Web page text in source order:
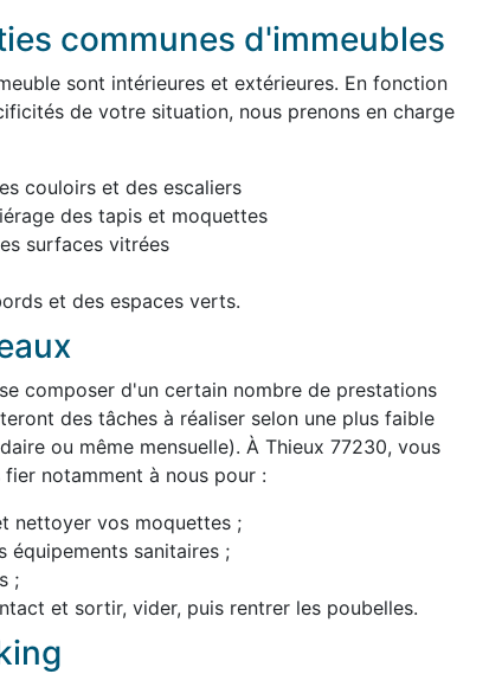
communes d'immeubles
sont intérieures et extérieures. En fonction
de votre situation, nous prenons en charge
couloirs et des escaliers
des tapis et moquettes
surfaces vitrées
et des espaces verts.
composer d'un certain nombre de prestations
des tâches à réaliser selon une plus faible
ou même mensuelle). À Thieux 77230, vous
notamment à nous pour :
nettoyer vos moquettes ;
équipements sanitaires ;
;
et sortir, vider, puis rentrer les poubelles.